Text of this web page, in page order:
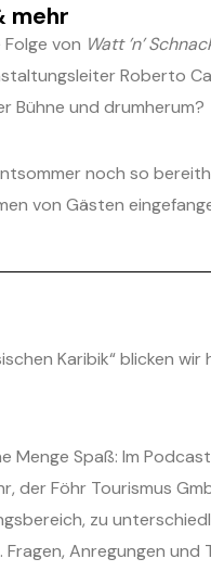
mehr
von Watt ’n’
Roberto
Bühne und drumherum?
noch so
von Gästen
Karibik“ blicken
Spaß: Im
Föhr Tourismus
zu
Anregungen